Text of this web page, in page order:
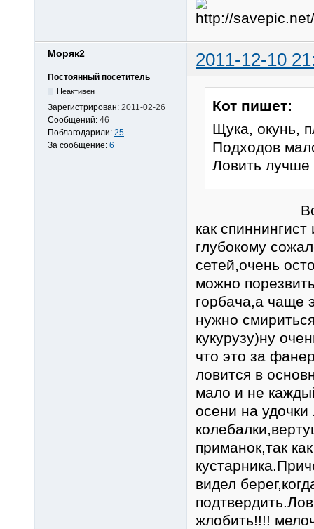
Моряк2 2011-12-10
Постоянный посетитель
Неактивен
Зарегистрирован: 2011-02-26
Сообщений: 46
Поблагодарили: 25
За сообщение: 6
Кот пишет:
Щука, окунь,
Подходов
Ловить лучше
Всё
как
глубокому
сетей,очень
можно
горбача,а чаще
нужно
кукурузу)ну
что это за
ловится в
мало и не
осени на
приманок,так
видел
жлобить!!!!